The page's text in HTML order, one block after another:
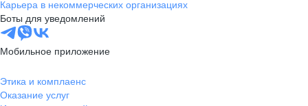
Карьера в некоммерческих организациях
Боты для уведомлений
Мобильное приложение
Этика и комплаенс
Оказание услуг